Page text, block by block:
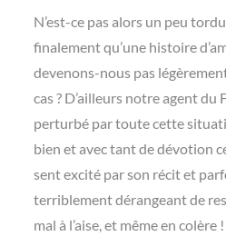
N’est-ce pas alors un peu
finalement qu’une histoire
devenons-nous pas
cas ? D’ailleurs notre agent du
perturbé par toute cette
bien et avec tant de dévotion
sent excité par son récit et
terriblement dérangeant de
mal à l’aise, et même en colère !